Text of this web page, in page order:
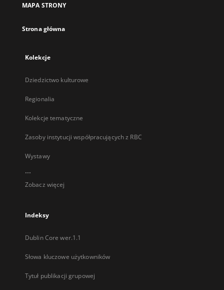
karcie
MAPA STRONY
Strona główna
Kolekcje
Dziedzictwo kulturowe
Regionalia
Kolekcje tematyczne
Zasoby instytucji współpracujących z RBC
Wystawy
...
Zobacz więcej
Indeksy
Dublin Core wer.1.1
Słowa kluczowe użytkowników
Tytuł publikacji grupowej